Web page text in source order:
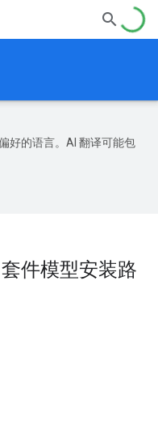
好的语言。AI 翻译可能包
件模型安装路